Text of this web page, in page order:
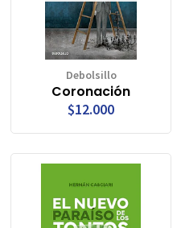
Debolsillo
Coronación
$12.000